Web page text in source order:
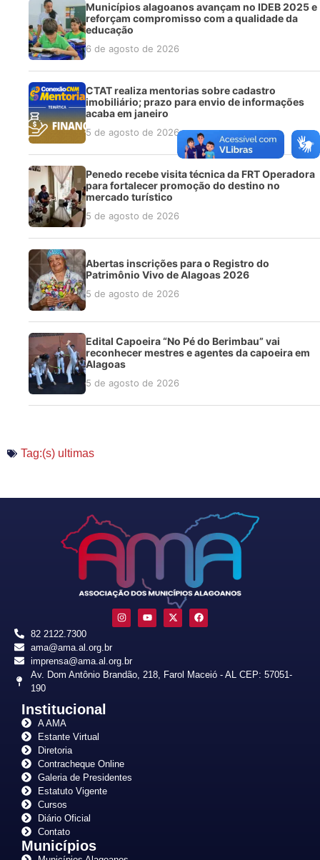
Municípios alagoanos avançam no IDEB 2025 e
reforçam compromisso com a qualidade da
educação
6 de agosto de 2026
CTAT realiza mentorias sobre cadastro
imobiliário; prazo para envio de informações
acaba em janeiro
5 de agosto de 2026
Penedo recebe visita técnica da FRT Operadora
para fortalecer promoção do destino no
mercado turístico
5 de agosto de 2026
Abertas inscrições para o Registro do
Patrimônio Vivo de Alagoas 2026
5 de agosto de 2026
Edital Capoeira “No Pé do Berimbau” vai
reconhecer mestres e agentes da capoeira em
Alagoas
5 de agosto de 2026
Tag:(s) ultimas
82 2122.7300
ama@ama.al.org.br
imprensa@ama.al.org.br
Av. Dom Antônio Brandão, 218, Farol Maceió - AL CEP: 57051-
190
Institucional
A AMA
Estante Virtual
Diretoria
Contracheque Online
Galeria de Presidentes
Estatuto Vigente
Cursos
Diário Oficial
Contato
Municípios